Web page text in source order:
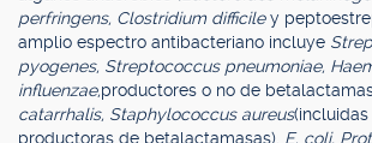
perfringens, Clostridium difficiley
amplio espectro antibacteriano incluye
pyogenes, Streptococcus pneumoniae,
influenzae,productores o no de
catarrhalis, Staphylococcus aureus
productoras de betalactamasas), E. coli,